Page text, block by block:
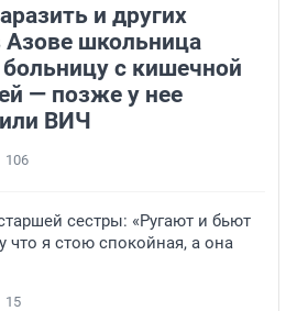
и других
Азове школьница
больницу с кишечной
— позже у нее
ВИЧ
106
сестры: «Ругают и бьют
что я стою спокойная, а она
15